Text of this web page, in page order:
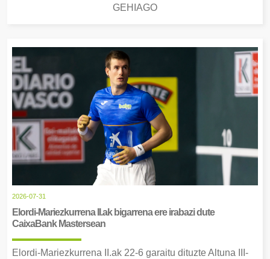
GEHIAGO
2026-07-31
Elordi-Mariezkurrena II.ak bigarrena ere irabazi dute
CaixaBank Mastersean
Elordi-Mariezkurrena II.ak 22-6 garaitu dituzte Altuna III-